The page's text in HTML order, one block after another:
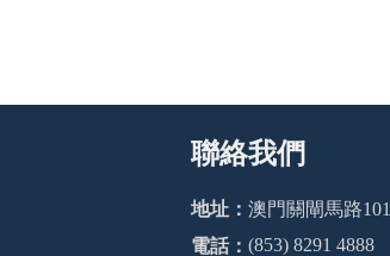
聯絡我們
地址： 澳門關閘馬路
電話： (853) 8291 4888